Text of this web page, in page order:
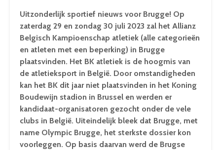
Uitzonderlijk sportief nieuws voor Brugge! Op
zaterdag 29 en zondag 30 juli 2023 zal het Allianz
Belgisch Kampioenschap atletiek (alle categorieën
en atleten met een beperking) in Brugge
plaatsvinden. Het BK atletiek is de hoogmis van
de atletieksport in België. Door omstandigheden
kan het BK dit jaar niet plaatsvinden in het Koning
Boudewijn stadion in Brussel en werden er
kandidaat-organisatoren gezocht onder de vele
clubs in België. Uiteindelijk bleek dat Brugge, met
name Olympic Brugge, het sterkste dossier kon
voorleggen. Op basis daarvan werd de Brugse